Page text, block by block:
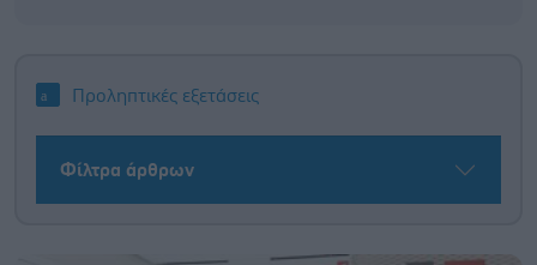
Προληπτικές εξετάσεις
Φίλτρα άρθρων